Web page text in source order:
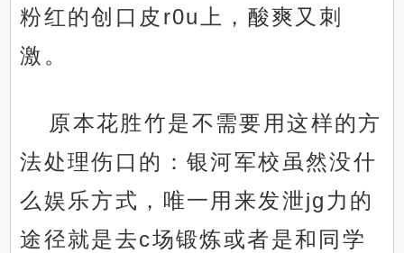
粉红的创口皮r0u上，酸爽又刺
激。
原本花胜竹是不需要用这样的方
法处理伤口的：银河军校虽然没什
么娱乐方式，唯一用来发泄jg力的
途径就是去c场锻炼或者是和同学